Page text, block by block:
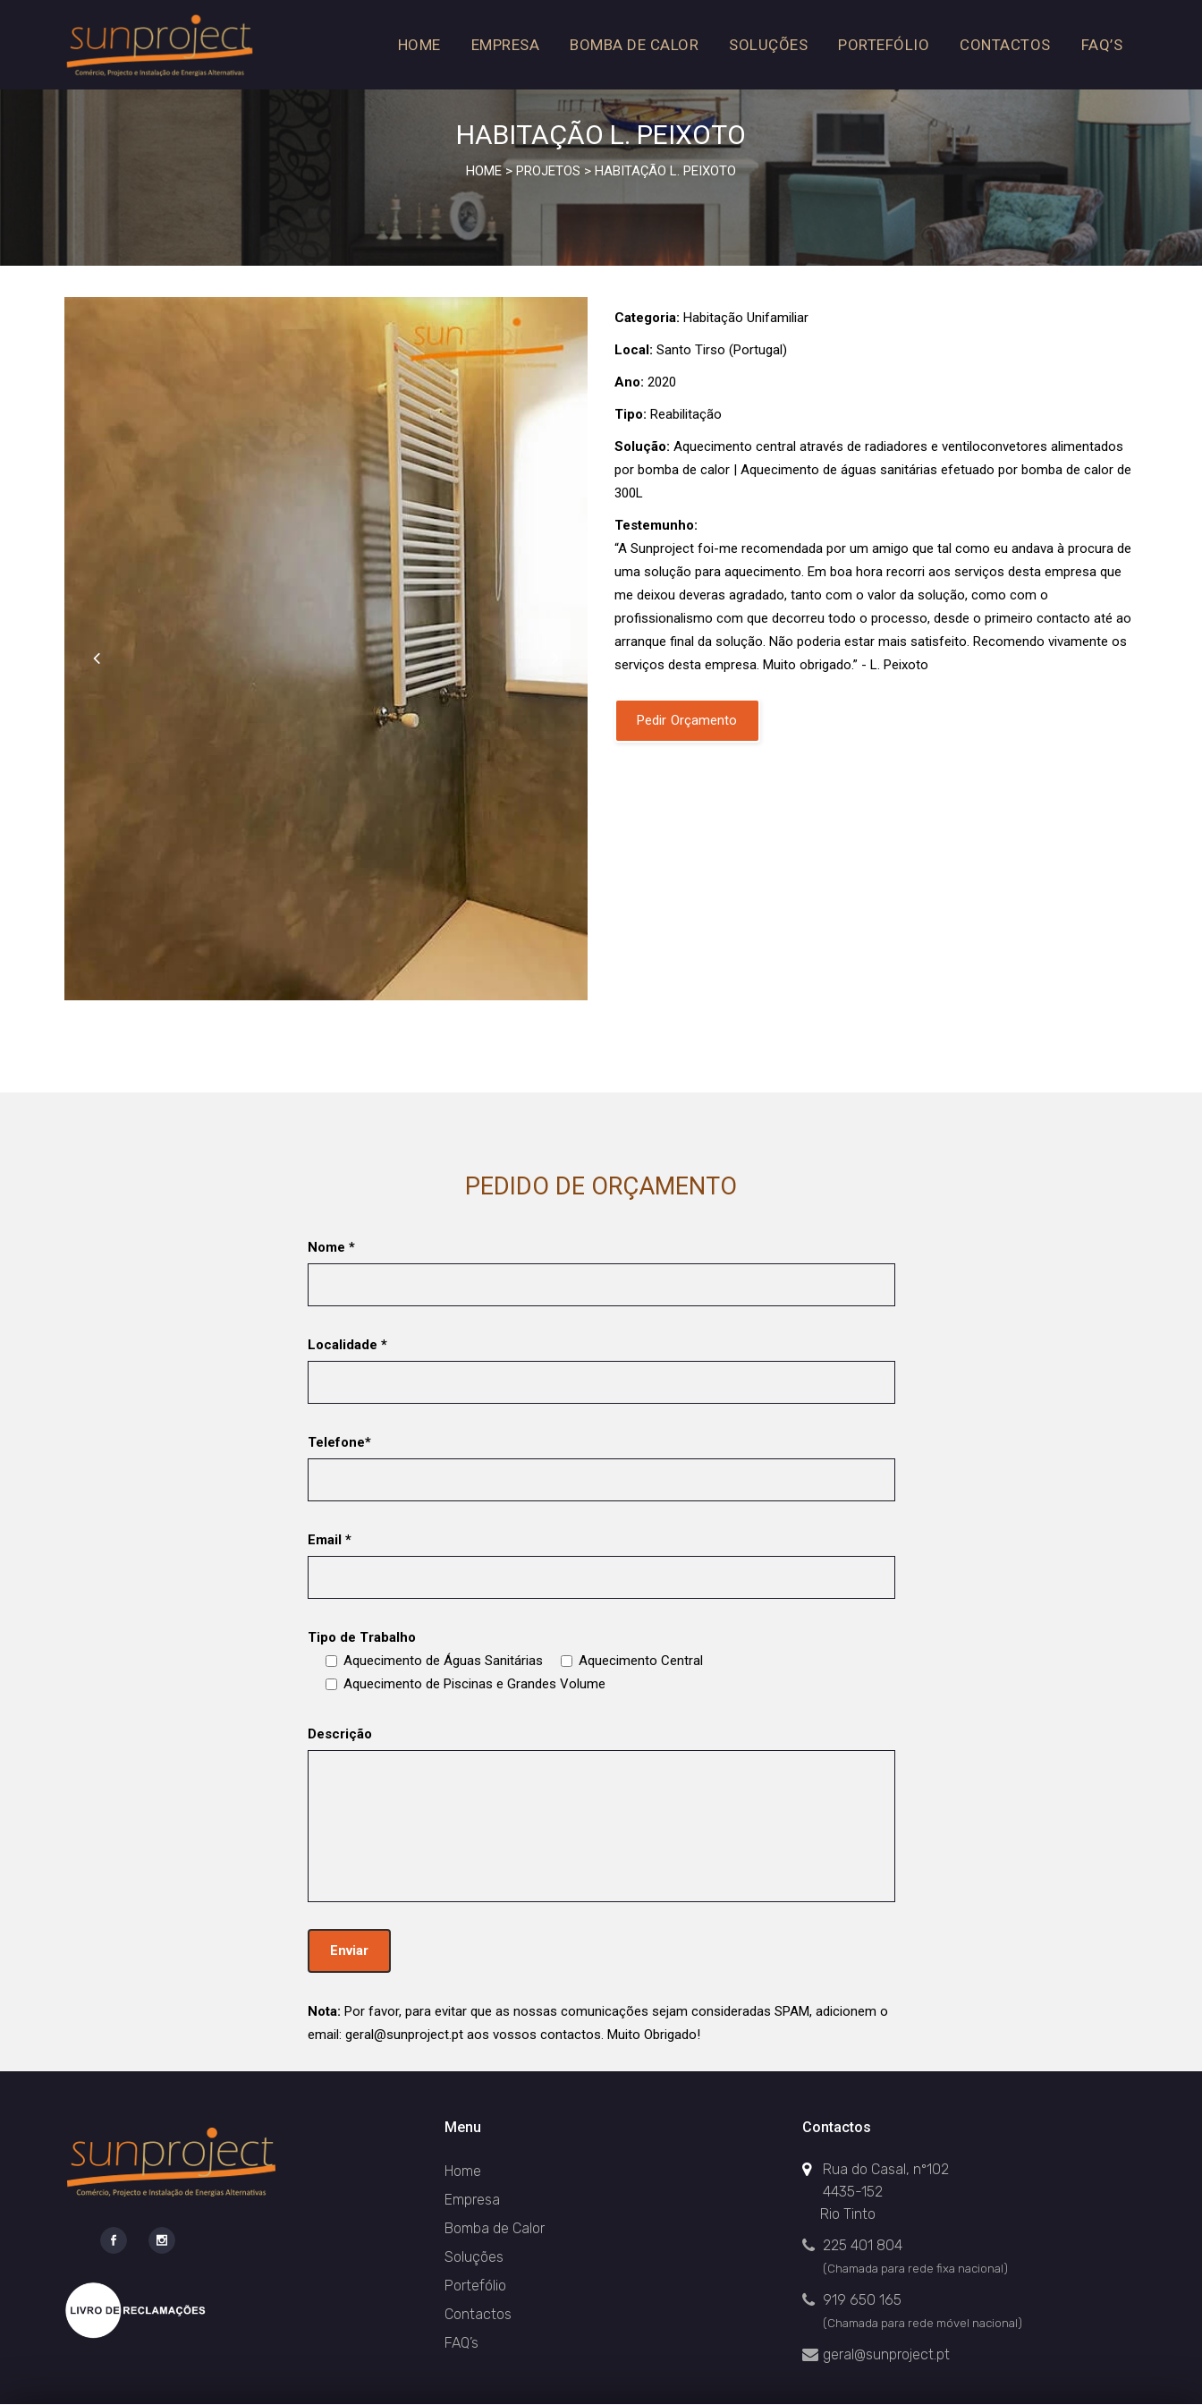
HOME EMPRESA BOMBA DE CALOR SOLUÇÕES PORTEFÓLIO CONTACTOS FAQ’S
HABITAÇÃO L. PEIXOTO
HOME> PROJETOS > HABITAÇÃO L. PEIXOTO
Categoria: Habitação Unifamiliar
Local: Santo Tirso (Portugal)
Ano: 2020
Tipo: Reabilitação
Solução: Aquecimento central através de radiadores e ventiloconvetores alimentados
por bomba de calor | Aquecimento de águas sanitárias efetuado por bomba de calor de
300L
Testemunho:
“A Sunproject foi-me recomendada por um amigo que tal como eu andava à procura de
uma solução para aquecimento. Em boa hora recorri aos serviços desta empresa que
me deixou deveras agradado, tanto com o valor da solução, como com o
profissionalismo com que decorreu todo o processo, desde o primeiro contacto até ao
arranque final da solução. Não poderia estar mais satisfeito. Recomendo vivamente os
serviços desta empresa. Muito obrigado.” - L. Peixoto
Pedir Orçamento
PEDIDO DE ORÇAMENTO
Nome *
Localidade *
Telefone*
Email *
Tipo de Trabalho
Aquecimento de Águas Sanitárias
Aquecimento Central
Aquecimento de Piscinas e Grandes Volume
Descrição
Nota: Por favor, para evitar que as nossas comunicações sejam consideradas SPAM, adicionem o
email: geral@sunproject.pt aos vossos contactos. Muito Obrigado!
Menu
Home
Empresa
Bomba de Calor
Soluções
Portefólio
Contactos
FAQ’s
Contactos
Rua do Casal, nº102
4435-152
Rio Tinto
225 401 804
(Chamada para rede fixa nacional)
919 650 165
(Chamada para rede móvel nacional)
geral@sunproject.pt